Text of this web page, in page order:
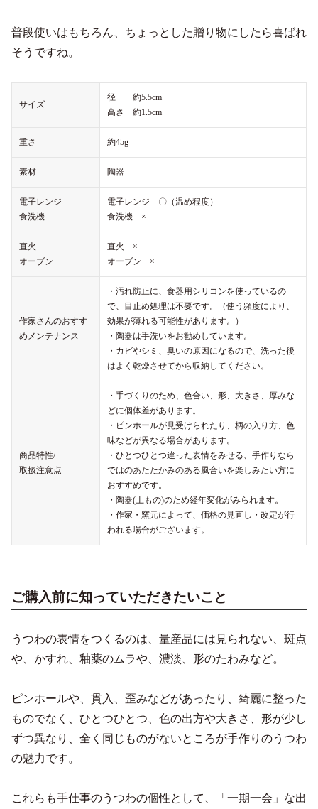
普段使いはもちろん、ちょっとした贈り物にしたら喜ばれ
そうですね。
サイズ
径 約5.5cm
高さ 約1.5cm
重さ 約45g
素材 陶器
電子レンジ
食洗機
電子レンジ 〇（温め程度）
食洗機 ×
直火
オーブン
直火 ×
オーブン ×
作家さんのおすす
めメンテナンス
・汚れ防止に、食器用シリコンを使っているの
で、目止め処理は不要です。（使う頻度により、
効果が薄れる可能性があります。）
・陶器は手洗いをお勧めしています。
・カビやシミ、臭いの原因になるので、洗った後
はよく乾燥させてから収納してください。
商品特性/
取扱注意点
・手づくりのため、色合い、形、大きさ、厚みな
どに個体差があります。
・ピンホールが見受けられたり、柄の入り方、色
味などが異なる場合があります。
・ひとつひとつ違った表情をみせる、手作りなら
ではのあたたかみのある風合いを楽しみたい方に
おすすめです。
・陶器(土もの)のため経年変化がみられます。
・作家・窯元によって、価格の見直し・改定が行
われる場合がございます。
ご購入前に知っていただきたいこと
うつわの表情をつくるのは、量産品には見られない、斑点
や、かすれ、釉薬のムラや、濃淡、形のたわみなど。
ピンホールや、貫入、歪みなどがあったり、綺麗に整った
ものでなく、ひとつひとつ、色の出方や大きさ、形が少し
ずつ異なり、全く同じものがないところが手作りのうつわ
の魅力です。
これらも手仕事のうつわの個性として、「一期一会」な出